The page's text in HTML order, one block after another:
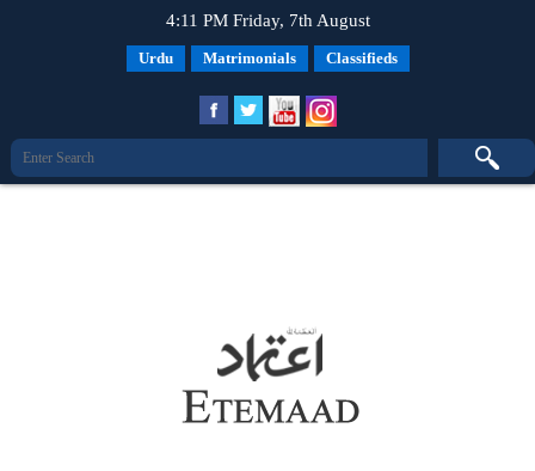
4:11 PM Friday, 7th August
Urdu Matrimonials Classifieds